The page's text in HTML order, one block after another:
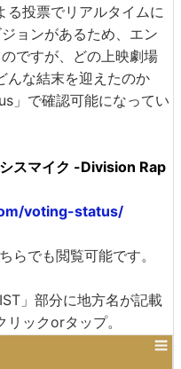
る投票でリアルタイムに
ョンがあるため、エン
ですが、どの上映劇場
んな結末を迎えたのか
」で確認可能になってい
スマイク -Division Rap
voting-status/
らでも閲覧可能です。
」部分に地方名が記載
ックorタップ。